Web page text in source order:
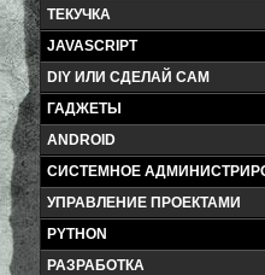
ТЕКУЧКА
JAVASCRIPT
DIY ИЛИ СДЕЛАЙ САМ
ГАДЖЕТЫ
ANDROID
СИСТЕМНОЕ
УПРАВЛЕНИЕ ПРОЕКТАМИ
PYTHON
РАЗРАБОТКА